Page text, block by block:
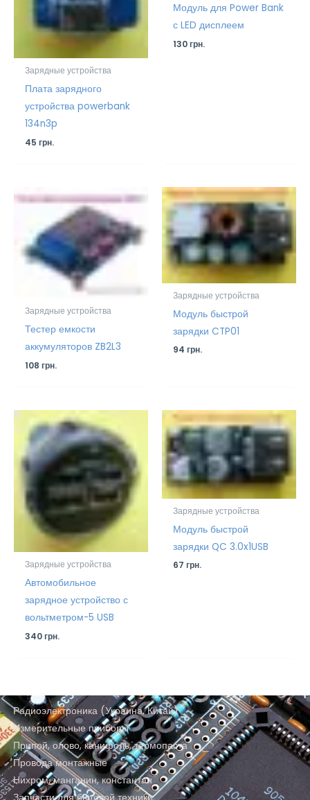
Зарядные устройства
Плата зарядного
устройства powerbank
134n3p
45грн.
Модуль для Power Bank
с LED дисплеем
130грн.
Зарядные устройства
Тестер емкости
аккумуляторов ZB2L3
108грн.
Зарядные устройства
Модуль быстрой
зарядки CTP01
94грн.
Зарядные устройства
Автомобильное
зарядное устройство с
вольтметром-5 USB
340грн.
Зарядные устройства
Модуль быстрой
зарядки QC 3.0x1USB
67грн.
Радиоэлектроника (Украина, Китай)
Измерительные приборы
Припой, олово, канифоль, термопаста
Провода монтажные
Нихром, манганин, константан